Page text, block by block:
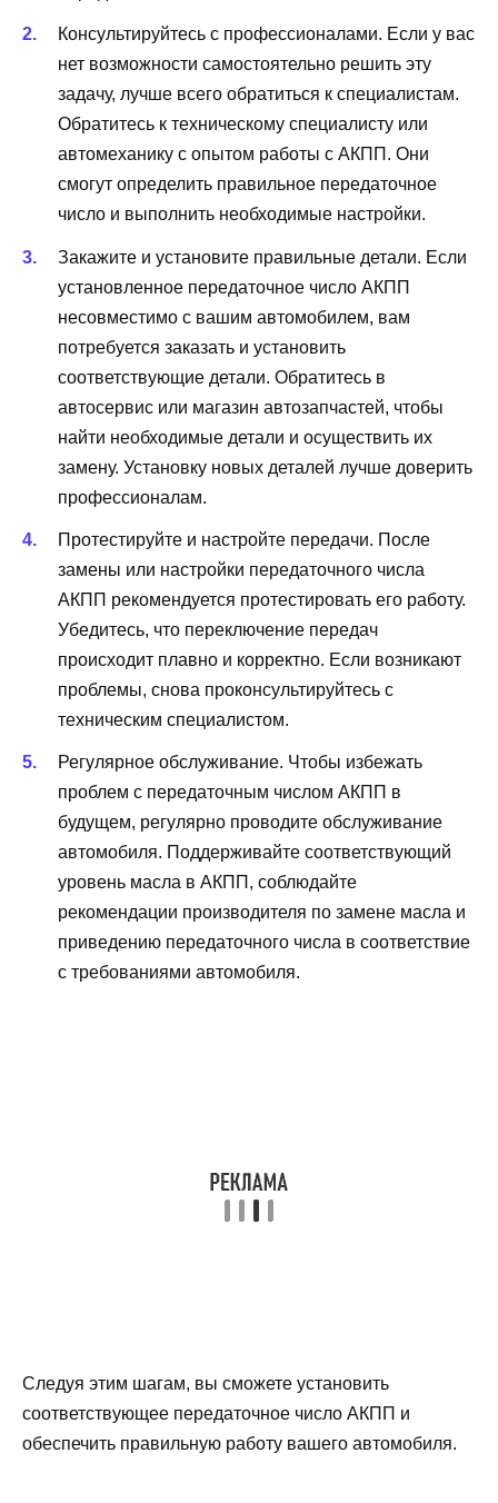
Консультируйтесь с профессионалами. Если у вас
нет возможности самостоятельно решить эту
задачу, лучше всего обратиться к специалистам.
Обратитесь к техническому специалисту или
автомеханику с опытом работы с АКПП. Они
смогут определить правильное передаточное
число и выполнить необходимые настройки.
Закажите и установите правильные детали. Если
установленное передаточное число АКПП
несовместимо с вашим автомобилем, вам
потребуется заказать и установить
соответствующие детали. Обратитесь в
автосервис или магазин автозапчастей, чтобы
найти необходимые детали и осуществить их
замену. Установку новых деталей лучше доверить
профессионалам.
Протестируйте и настройте передачи. После
замены или настройки передаточного числа
АКПП рекомендуется протестировать его работу.
Убедитесь, что переключение передач
происходит плавно и корректно. Если возникают
проблемы, снова проконсультируйтесь с
техническим специалистом.
Регулярное обслуживание. Чтобы избежать
проблем с передаточным числом АКПП в
будущем, регулярно проводите обслуживание
автомобиля. Поддерживайте соответствующий
уровень масла в АКПП, соблюдайте
рекомендации производителя по замене масла и
приведению передаточного числа в соответствие
с требованиями автомобиля.
Следуя этим шагам, вы сможете установить
соответствующее передаточное число АКПП и
обеспечить правильную работу вашего автомобиля.